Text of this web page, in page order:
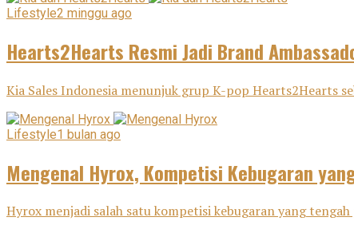
Lifestyle2 minggu ago
Hearts2Hearts Resmi Jadi Brand
Kia Sales Indonesia menunjuk grup K-pop Hearts2Hearts
Lifestyle1 bulan ago
Mengenal Hyrox, Kompetisi Kebugaran
Hyrox menjadi salah satu kompetisi kebugaran yang